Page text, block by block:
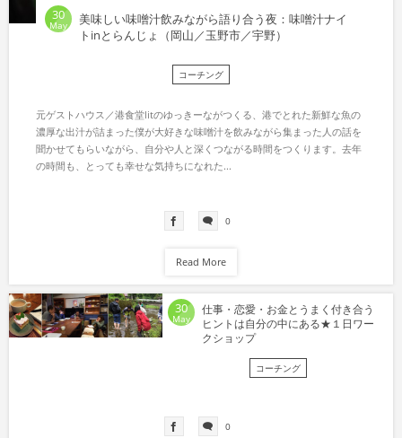
30
May
美味しい味噌汁飲みながら語り合う夜：味噌汁ナイ
トinとらんじょ（岡山／玉野市／宇野）
コーチング
元ゲストハウス／港食堂litのゆっきーながつくる、港でとれた新鮮な魚の
濃厚な出汁が詰まった僕が大好きな味噌汁を飲みながら集まった人の話を
聞かせてもらいながら、自分や人と深くつながる時間をつくります。去年
の時間も、とっても幸せな気持ちになれた...
0
Read More
30
May
仕事・恋愛・お金とうまく付き合う
ヒントは自分の中にある★１日ワー
クショップ
コーチング
0